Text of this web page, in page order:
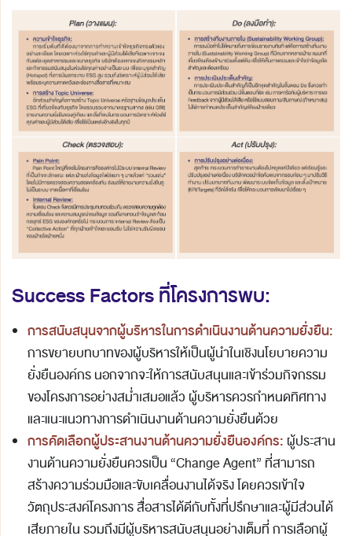
Success Factors ที่โครงการพบ:
การสนับสนุนจากผู้บริหารในการดำเนินงานด้านความยั่งยืน:
การขยายบทบาทของผู้บริหารให้เป็นผู้นำในเชิงนโยบายความ
ยั่งยืนองค์กร นอกจากจะให้การสนับสนุนและเข้าร่วมกิจกรรม
ของโครงการอย่างสม่ำเสมอแล้ว ผู้บริหารควรกำหนดทิศทาง
และแนะแนวทางการดำเนินงานด้านความยั่งยืนด้วย
การคัดเลือกผู้ประสานงานด้านความยั่งยืนองค์กร: ผู้ประสาน
งานด้านความยั่งยืนควรเป็น “Change Agent” ที่สามารถ
สร้างความร่วมมือและขับเคลื่อนงานได้จริง โดยควรเข้าใจ
วัตถุประสงค์โครงการ สื่อสารได้ดีกับทั้งที่ปรึกษาและผู้มีส่วนได้
เสียภายใน รวมถึงมีผู้บริหารสนับสนุนอย่างเต็มที่ การเลือกผู้